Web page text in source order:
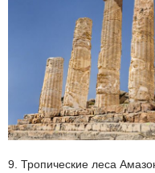
9. Тропические леса